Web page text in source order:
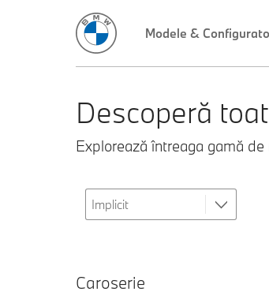
Modele &
Descoperă
Explorează întreaga gamă
Caroserie